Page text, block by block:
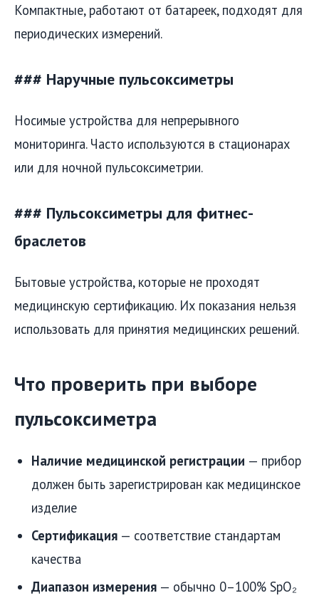
Компактные, работают от батареек, подходят для
периодических измерений.
### Наручные пульсоксиметры
Носимые устройства для непрерывного
мониторинга. Часто используются в стационарах
или для ночной пульсоксиметрии.
### Пульсоксиметры для фитнес-
браслетов
Бытовые устройства, которые не проходят
медицинскую сертификацию. Их показания нельзя
использовать для принятия медицинских решений.
Что проверить при выборе
пульсоксиметра
Наличие медицинской регистрации — прибор
должен быть зарегистрирован как медицинское
изделие
Сертификация — соответствие стандартам
качества
Диапазон измерения — обычно 0–100% SpO₂